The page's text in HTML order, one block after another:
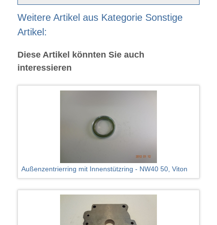
Weitere Artikel aus Kategorie Sonstige
Artikel:
Diese Artikel könnten Sie auch
interessieren
Außenzentrierring mit Innenstützring - NW40 50, Viton